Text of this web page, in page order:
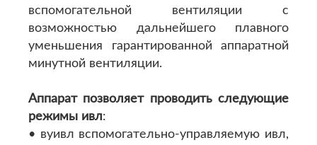
вспомогательной вентиляции с
возможностью дальнейшего плавного
уменьшения гарантированной аппаратной
минутной вентиляции.
Аппарат позволяет проводить следующие
режимы ивл:
• вуивл вспомогательно-управляемую ивл,